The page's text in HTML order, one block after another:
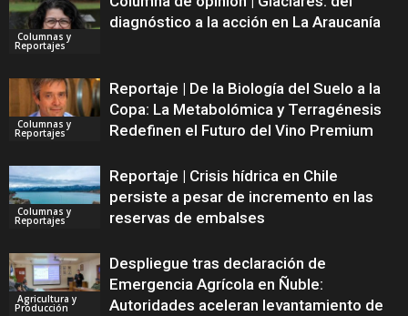
Columnas y
Reportajes
diagnóstico a la acción en La Araucanía
Columnas y
Reportajes
Reportaje | De la Biología del Suelo a la
Copa: La Metabolómica y Terragénesis
Redefinen el Futuro del Vino Premium
Columnas y
Reportajes
Reportaje | Crisis hídrica en Chile
persiste a pesar de incremento en las
reservas de embalses
Agricultura y
Producción
Despliegue tras declaración de
Emergencia Agrícola en Ñuble:
Autoridades aceleran levantamiento de